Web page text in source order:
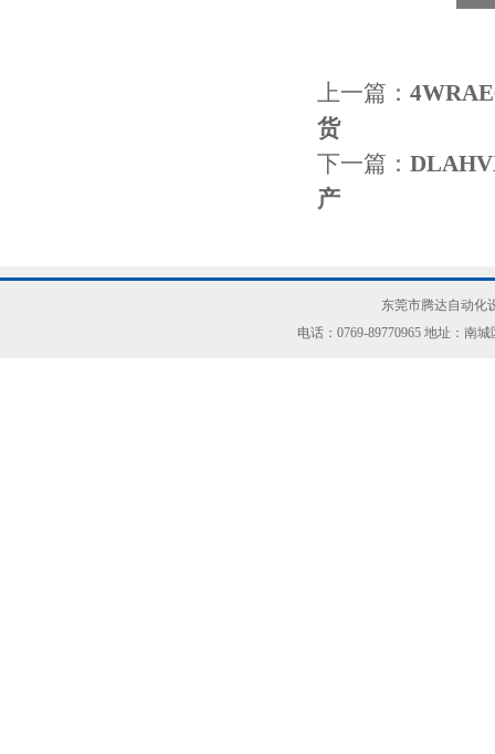
上一篇：
货
下一篇：
产
东莞市腾达自动化
电话：0769-89770965 地址：南